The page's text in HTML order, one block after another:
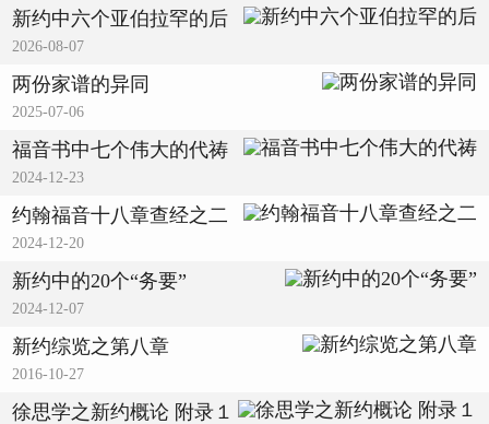
新约中六个亚伯拉罕的后
2026-08-07
两份家谱的异同
2025-07-06
福音书中七个伟大的代祷
2024-12-23
约翰福音十八章查经之二
2024-12-20
新约中的20个“务要”
2024-12-07
新约综览之第八章
2016-10-27
徐思学之新约概论 附录１